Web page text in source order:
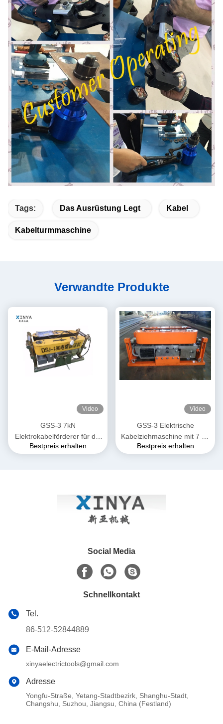
Tags: Das Ausrüstung Legt Kabel
Kabelturmmaschine
Verwandte Produkte
Video
GSS-3 7kN
Elektrokabelförderer für die
unterirdische
Bestpreis erhalten
Video
GSS-3 Elektrische
Kabelziehmaschine mit 7 kN
Zugkraft, CE-zertifiziert &
Bestpreis erhalten
Social Media
Schnellkontakt
Tel.
86-512-52844889
E-Mail-Adresse
xinyaelectrictools@gmail.com
Adresse
Yongfu-Straße, Yetang-Stadtbezirk, Shanghu-Stadt,
Changshu, Suzhou, Jiangsu, China (Festland)